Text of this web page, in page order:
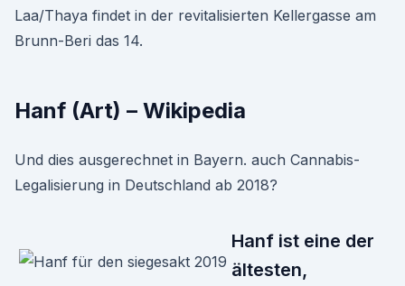
Laa/Thaya findet in der revitalisierten Kellergasse am
Brunn-Beri das 14.
Hanf (Art) – Wikipedia
Und dies ausgerechnet in Bayern. auch Cannabis-
Legalisierung in Deutschland ab 2018?
Hanf ist eine der
ältesten,